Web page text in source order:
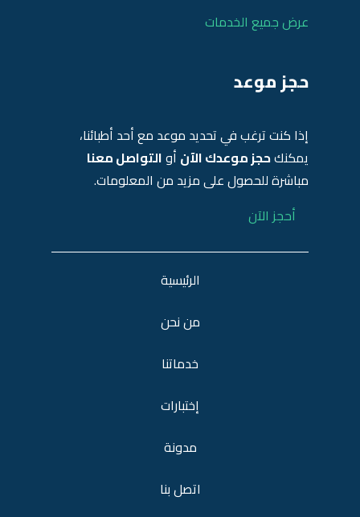
عرض جميع الخدمات
حجز موعد
إذا كنت ترغب في تحديد موعد مع أحد أطبائنا،
يمكنكحجز موعدك الآن أوالتواصل معنا
مباشرة للحصول على مزيد من المعلومات.
أحجز الآن
الرئيسية
من نحن
خدماتنا
إختبارات
مدونة
اتصل بنا